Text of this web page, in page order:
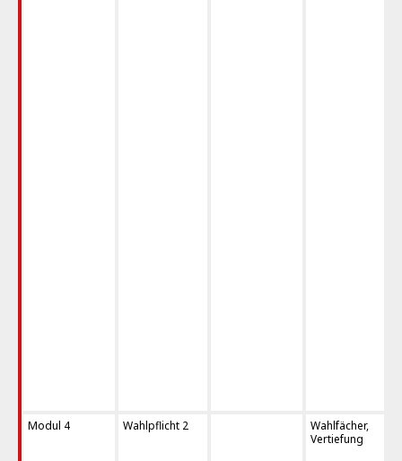
Modul 4 Wahlpflicht 2
Wahlfächer,
Vertiefung